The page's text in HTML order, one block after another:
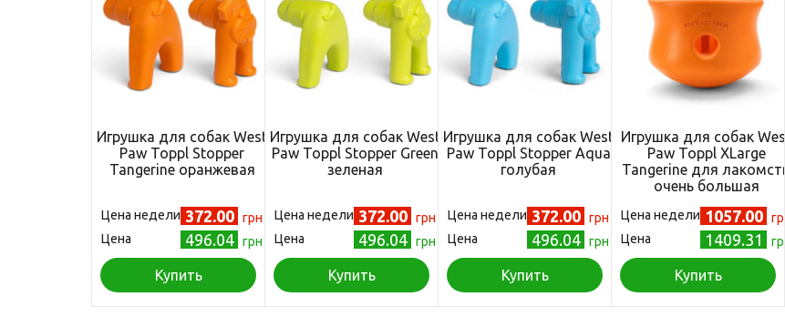
Игрушка для собак West
Paw Toppl Stopper
Tangerine оранжевая
Цена недели 372.00 грн
Цена
496.04 грн
Купить
Игрушка для собак West
Paw Toppl Stopper Green
зеленая
Цена недели 372.00 грн
Цена
496.04 грн
Купить
Игрушка для собак West
Paw Toppl Stopper Aqua
голубая
Цена недели 372.00 грн
Цена
496.04 грн
Купить
Игрушка для собак West
Paw Toppl XLarge
Tangerine для лакомств
очень большая
Цена недели 1057.00 грн
Цена
1409.31 грн
Купить